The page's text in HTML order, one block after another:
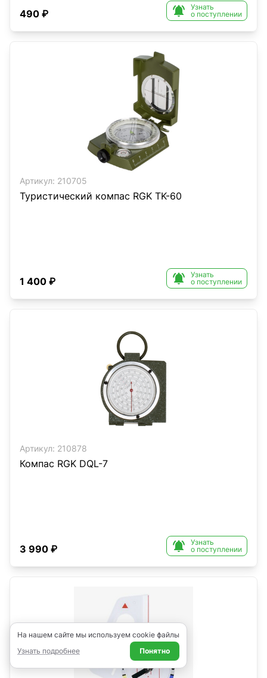
490 ₽ 
Узнать
о поступлении
Артикул: 210705
Туристический компас RGK TK-60
1 400 ₽ 
Узнать
о поступлении
Артикул: 210878
Компас RGK DQL-7
3 990 ₽ 
Узнать
о поступлении
На нашем сайте мы используем cookie файлы
Узнать подробнее
Понятно